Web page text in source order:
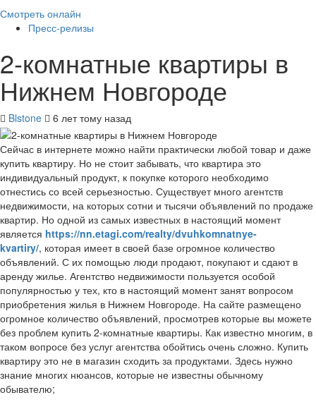
Смотреть онлайн
Пресс-релизы
2-комнатные квартиры в
Нижнем Новгороде
Blstone 6 лет тому назад
Сейчас в интернете можно найти практически любой товар и даже
купить квартиру. Но не стоит забывать, что квартира это
индивидуальный продукт, к покупке которого необходимо
отнестись со всей серьезностью. Существует много агентств
недвижимости, на которых сотни и тысячи объявлений по продаже
квартир. Но одной из самых известных в настоящий момент
является https://nn.etagi.com/realty/dvuhkomnatnye-
kvartiry/, которая имеет в своей базе огромное количество
объявлений. С их помощью люди продают, покупают и сдают в
аренду жилье. Агентство недвижимости пользуется особой
популярностью у тех, кто в настоящий момент занят вопросом
приобретения жилья в Нижнем Новгороде. На сайте размещено
огромное количество объявлений, просмотрев которые вы можете
без проблем купить 2-комнатные квартиры. Как известно многим, в
таком вопросе без услуг агентства обойтись очень сложно. Купить
квартиру это не в магазин сходить за продуктами. Здесь нужно
знание многих нюансов, которые не известны обычному
обывателю;